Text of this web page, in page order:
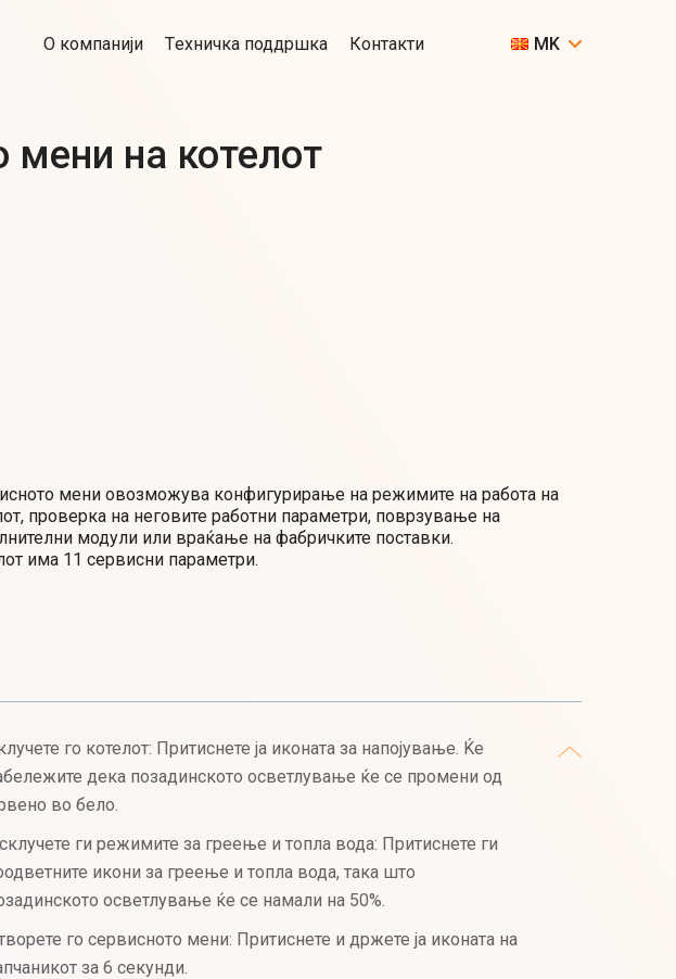
О компанији Tехничка поддршка Контакти MK
мени на котелот
мени овозможува конфигурирање на режимите на работа на
проверка на неговите работни параметри, поврзување на
модули или враќање на фабричките поставки.
има 11 сервисни параметри.
го котелот: Притиснете ја иконата за напојување. Ќе
дека позадинското осветлување ќе се промени од
во бело.
ги режимите за греење и топла вода: Притиснете ги
икони за греење и топла вода, така што
осветлување ќе се намали на 50%.
го сервисното мени: Притиснете и држете ја иконата на
за 6 секунди.